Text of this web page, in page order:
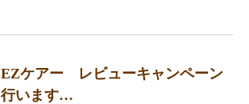
EZケアー レビューキャンペーン
行います…